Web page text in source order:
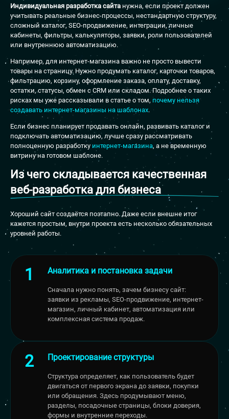
Индивидуальная разработка сайта нужна, если проект должен
учитывать реальные бизнес-процессы, нестандартную структуру,
сложный каталог, SEO-продвижение, интеграции, личные
кабинеты, фильтры, калькуляторы, заявки, роли пользователей
или внутреннюю автоматизацию.
Например, для интернет-магазина важно не просто вывести
товары на страницу. Нужно продумать каталог, карточки товаров,
фильтрацию, корзину, оформление заказа, оплату, доставку,
остатки, статусы, обмен с CRM или складом. Подробнее о таких
рисках мы уже рассказывали в статье о том, почему нельзя
создавать интернет-магазины на шаблонах.
Если бизнес планирует продавать онлайн, развивать каталог и
подключать автоматизацию, лучше сразу рассматривать
полноценную разработку интернет-магазина, а не временную
витрину на готовом шаблоне.
Из чего складывается качественная
веб-разработка для бизнеса
Хороший сайт создаётся поэтапно. Даже если внешне итог
кажется простым, внутри проекта есть несколько обязательных
уровней работы.
Аналитика и постановка задачи
Сначала нужно понять, зачем бизнесу сайт:
заявки из рекламы, SEO-продвижение, интернет-
магазин, личный кабинет, автоматизация или
комплексная система продаж.
Проектирование структуры
Структура определяет, как пользователь будет
двигаться от первого экрана до заявки, покупки
или обращения. Здесь продумывают меню,
разделы, посадочные страницы, блоки доверия,
формы и внутренние переходы.